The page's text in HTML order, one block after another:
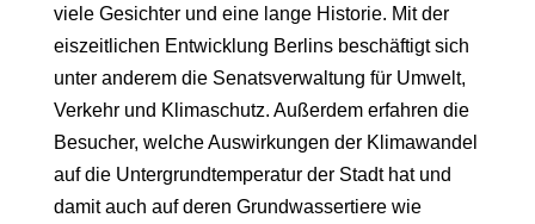
viele Gesichter und eine lange Historie. Mit der
eiszeitlichen Entwicklung Berlins beschäftigt sich
unter anderem die Senatsverwaltung für Umwelt,
Verkehr und Klimaschutz. Außerdem erfahren die
Besucher, welche Auswirkungen der Klimawandel
auf die Untergrundtemperatur der Stadt hat und
damit auch auf deren Grundwassertiere wie